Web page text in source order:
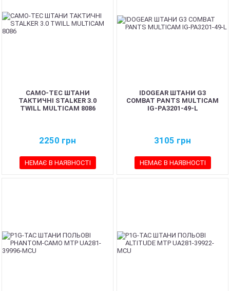
CAMO-TEC ШТАНИ
ТАКТИЧНІ STALKER 3.0
TWILL MULTICAM 8086
2250 грн
НЕМАЄ В НАЯВНОСТІ
IDOGEAR ШТАНИ G3
COMBAT PANTS MULTICAM
IG-PA3201-49-L
3105 грн
НЕМАЄ В НАЯВНОСТІ